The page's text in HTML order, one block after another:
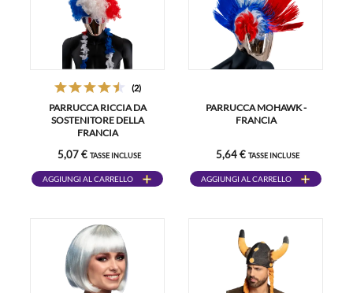
(2)
PARRUCCA RICCIA DA
SOSTENITORE DELLA
FRANCIA
5,07 € TASSE INCLUSE
AGGIUNGI AL CARRELLO
PARRUCCA MOHAWK -
FRANCIA
5,64 € TASSE INCLUSE
AGGIUNGI AL CARRELLO